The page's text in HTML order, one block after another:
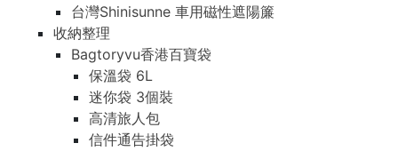
台灣Shinisunne 車用磁性遮陽簾
收納整理
Bagtoryvu香港百寶袋
保溫袋 6L
迷你袋 3個裝
高清旅人包
信件通告掛袋